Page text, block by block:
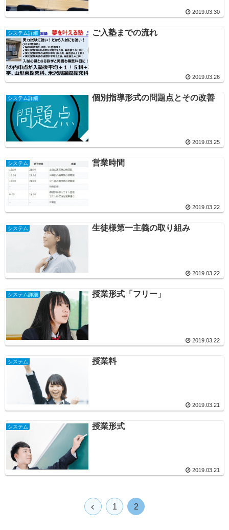
2019.03.30
システム詳細 ご入塾までの流れ
2019.03.26
システム詳細 個別指導形式の問題点とその改善
2019.03.25
システム 営業時間
2019.03.22
システム 生徒様第一主義の取り組み
2019.03.22
システム詳細 授業形式「フリー」
2019.03.22
システム 授業料
2019.03.21
システム 授業形式
2019.03.21
1 2